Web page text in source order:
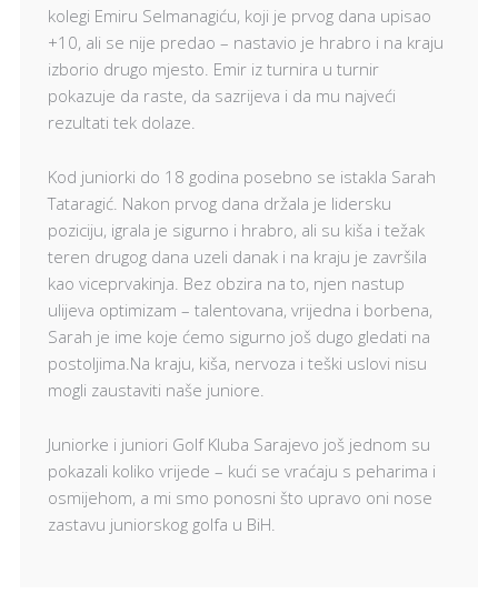
kolegi Emiru Selmanagiću, koji je prvog dana upisao
+10, ali se nije predao – nastavio je hrabro i na kraju
izborio drugo mjesto. Emir iz turnira u turnir
pokazuje da raste, da sazrijeva i da mu najveći
rezultati tek dolaze.
Kod juniorki do 18 godina posebno se istakla Sarah
Tataragić. Nakon prvog dana držala je lidersku
poziciju, igrala je sigurno i hrabro, ali su kiša i težak
teren drugog dana uzeli danak i na kraju je završila
kao viceprvakinja. Bez obzira na to, njen nastup
ulijeva optimizam – talentovana, vrijedna i borbena,
Sarah je ime koje ćemo sigurno još dugo gledati na
postoljima.Na kraju, kiša, nervoza i teški uslovi nisu
mogli zaustaviti naše juniore.
Juniorke i juniori Golf Kluba Sarajevo još jednom su
pokazali koliko vrijede – kući se vraćaju s peharima i
osmijehom, a mi smo ponosni što upravo oni nose
zastavu juniorskog golfa u BiH.